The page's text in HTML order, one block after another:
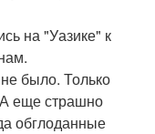
на "Уазике" к
было. Только
А еще страшно
обглоданные